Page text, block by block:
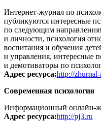
Интернет-журнал по
публикуются интересные
по следующим
и личности, психология
воспитания и обучения
и управления, интересные
и демотиваторы по
Адрес ресурса:http://
Современная психология
Информационный онлайн-
Адрес ресурса:http://pj3.ru